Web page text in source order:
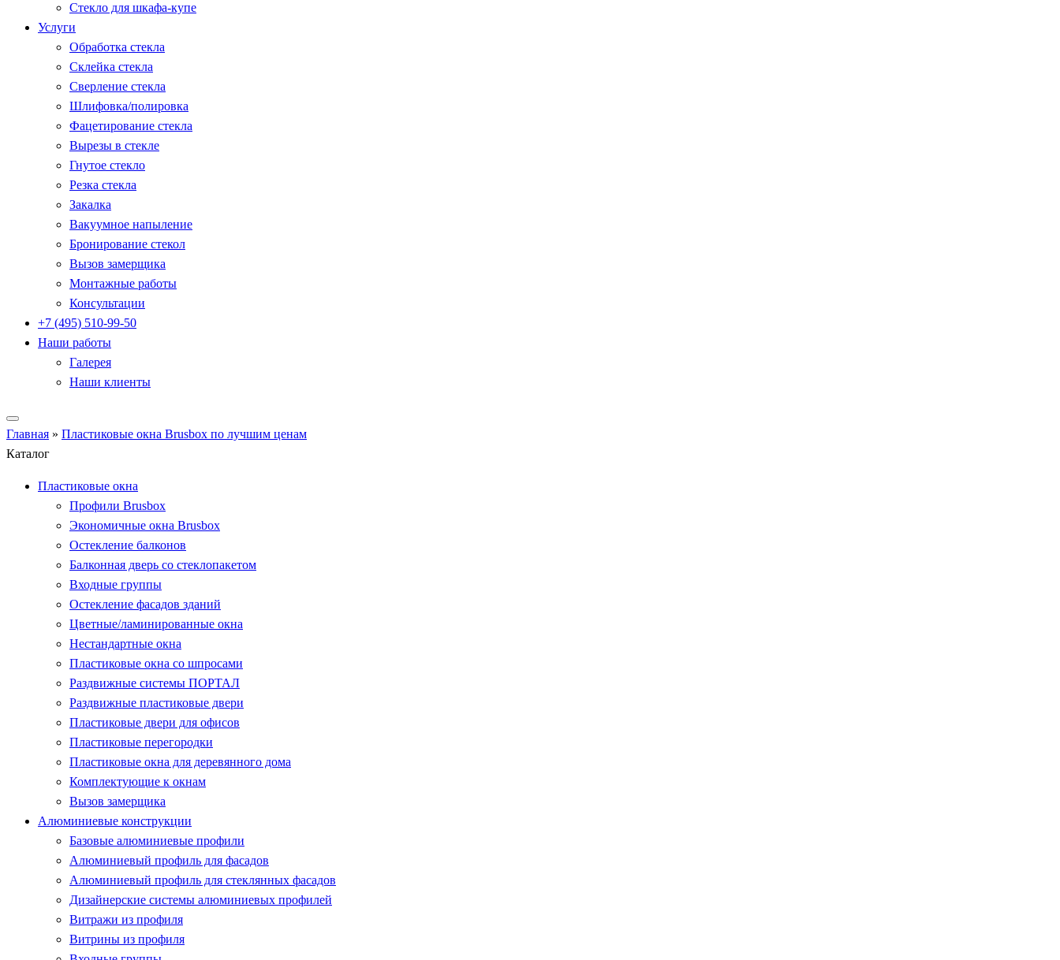
Стекло для шкафа-купе
Услуги
Обработка стекла
Склейка стекла
Сверление стекла
Шлифовка/полировка
Фацетирование стекла
Вырезы в стекле
Гнутое стекло
Резка стекла
Закалка
Вакуумное напыление
Бронирование стекол
Вызов замерщика
Монтажные работы
Консультации
+7 (495) 510-99-50
Наши работы
Галерея
Наши клиенты
Главная » Пластиковые окна Brusbox по лучшим ценам
Каталог
Пластиковые окна
Профили Brusbox
Экономичные окна Brusbox
Остекление балконов
Балконная дверь со стеклопакетом
Входные группы
Остекление фасадов зданий
Цветные/ламинированные окна
Нестандартные окна
Пластиковые окна со шпросами
Раздвижные системы ПОРТАЛ
Раздвижные пластиковые двери
Пластиковые двери для офисов
Пластиковые перегородки
Пластиковые окна для деревянного дома
Комплектующие к окнам
Вызов замерщика
Алюминиевые конструкции
Базовые алюминиевые профили
Алюминиевый профиль для фасадов
Алюминиевый профиль для стеклянных фасадов
Дизайнерские системы алюминиевых профилей
Витражи из профиля
Витрины из профиля